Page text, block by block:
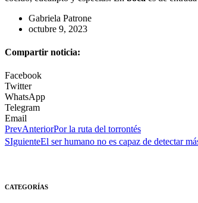
Gabriela Patrone
octubre 9, 2023
Compartir noticia:
Facebook
Twitter
WhatsApp
Telegram
Email
PrevAnteriorPor la ruta del torrontés
SIguienteEl ser humano no es capaz de detectar
CATEGORÍAS